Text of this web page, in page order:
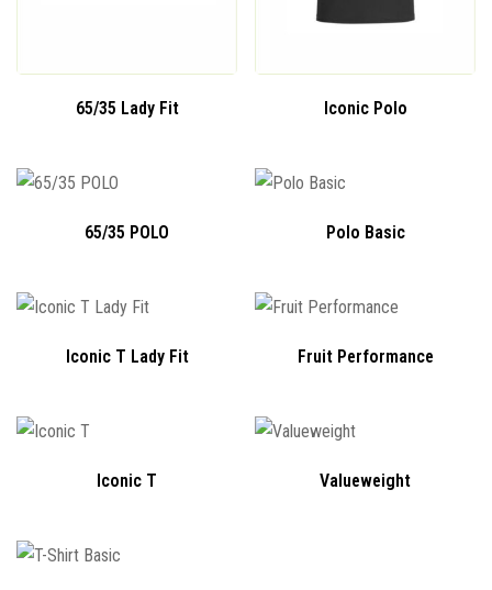
65/35 Lady Fit Iconic Polo
65/35 POLO Polo Basic
Iconic T Lady Fit Fruit Performance
Iconic T Valueweight